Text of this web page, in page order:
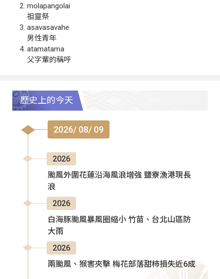
molapangolai
祖靈祭
asavasavahe
男性青年
atamatama
父字輩的稱呼
歷史上的今天
2026/ 08/ 09
2026
颱風外圍花蓮沿海風浪增強 鹽寮漁港現長
浪
2026
白海豚颱風暴風圈縮小 竹苗、台北山區防
大雨
2026
兩颱風、猴害夾擊 梅花部落甜柿損失近6成